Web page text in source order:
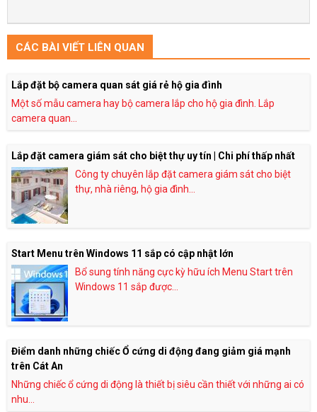
CÁC BÀI VIẾT LIÊN QUAN
Lắp đặt bộ camera quan sát giá rẻ hộ gia đình
Một số mẫu camera hay bộ camera lắp cho hộ gia đình. Lắp
camera quan...
Lắp đặt camera giám sát cho biệt thự uy tín | Chi phí thấp nhất
Công ty chuyên lắp đặt camera giám sát cho biệt
thự, nhà riêng, hộ gia đình...
Start Menu trên Windows 11 sắp có cập nhật lớn
Bổ sung tính năng cực kỳ hữu ích Menu Start trên
Windows 11 sắp được...
Điểm danh những chiếc Ổ cứng di động đang giảm giá mạnh
trên Cát An
Những chiếc ổ cứng di động là thiết bị siêu cần thiết với những ai có
nhu...